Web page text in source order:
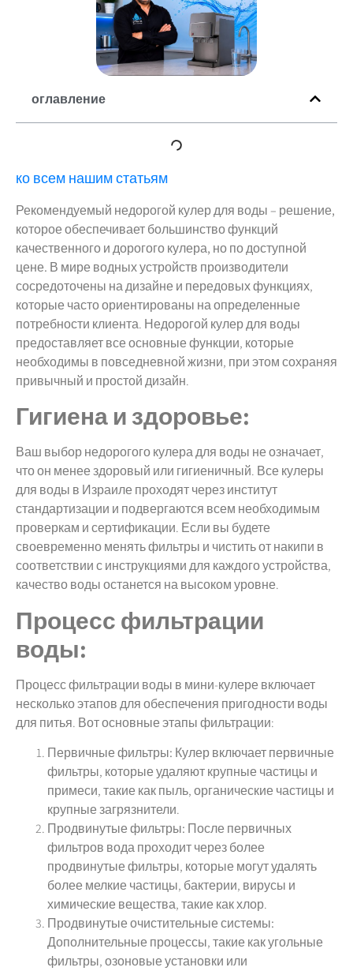
Рекомендуемый недорогой кулер для воды – решение,
которое обеспечивает большинство функций
качественного и дорогого кулера, но по доступной
цене. В мире водных устройств производители
сосредоточены на дизайне и передовых функциях,
которые часто ориентированы на определенные
потребности клиента. Недорогой кулер для воды
предоставляет все основные функции, которые
необходимы в повседневной жизни, при этом сохраняя
привычный и простой дизайн.
Гигиена и здоровье:
Ваш выбор недорогого кулера для воды не означает,
что он менее здоровый или гигиеничный. Все кулеры
для воды в Израиле проходят через институт
стандартизации и подвергаются всем необходимым
проверкам и сертификации. Если вы будете
своевременно менять фильтры и чистить от накипи в
соответствии с инструкциями для каждого устройства,
качество воды останется на высоком уровне.
Процесс фильтрации
воды:
Процесс фильтрации воды в мини-кулере включает
несколько этапов для обеспечения пригодности воды
для питья. Вот основные этапы фильтрации:
Первичные фильтры: Кулер включает первичные
фильтры, которые удаляют крупные частицы и
примеси, такие как пыль, органические частицы и
крупные загрязнители.
Продвинутые фильтры: После первичных
фильтров вода проходит через более
продвинутые фильтры, которые могут удалять
более мелкие частицы, бактерии, вирусы и
химические вещества, такие как хлор.
Продвинутые очистительные системы:
Дополнительные процессы, такие как угольные
фильтры, озоновые установки или
оглавление
ко всем нашим статьям